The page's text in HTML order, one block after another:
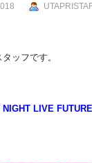
ッフです。
LIVE